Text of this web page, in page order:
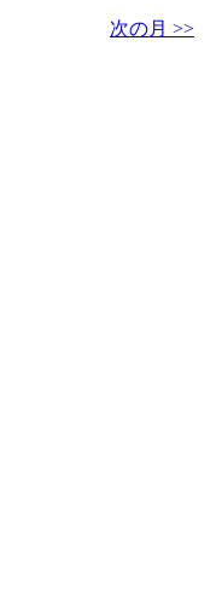
次の月 >>